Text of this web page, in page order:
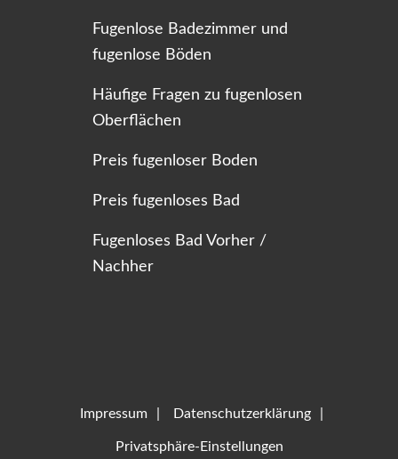
Fugenlose Badezimmer und
fugenlose Böden
Häufige Fragen zu fugenlosen
Oberflächen
Preis fugenloser Boden
Preis fugenloses Bad
Fugenloses Bad Vorher /
Nachher
Impressum Datenschutzerklärung
Privatsphäre-Einstellungen